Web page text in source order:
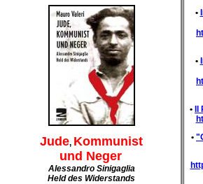
Jude, Kommunist
und Neger
Alessandro Sinigaglia
Held des Widerstands
•
•
•
•